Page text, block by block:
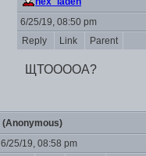
6/25/19, 08:50 pm
Reply
Link Parent
ЩТООООА?
(Anonymous)
6/25/19, 08:58 pm